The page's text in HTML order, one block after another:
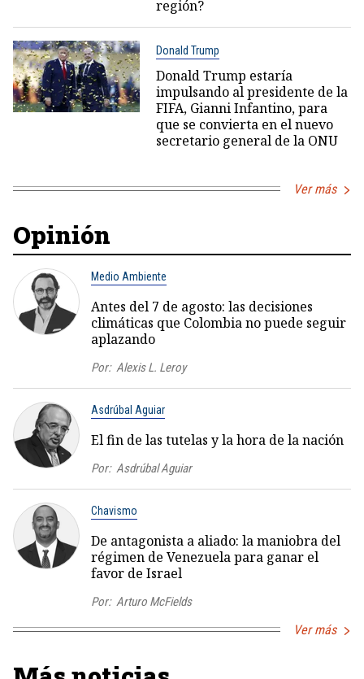
región?
Donald Trump
Donald Trump estaría
impulsando al presidente de la
FIFA, Gianni Infantino, para
que se convierta en el nuevo
secretario general de la ONU
Ver más
Opinión
Medio Ambiente
Antes del 7 de agosto: las decisiones
climáticas que Colombia no puede seguir
aplazando
Por: Alexis L. Leroy
Asdrúbal Aguiar
El fin de las tutelas y la hora de la nación
Por: Asdrúbal Aguiar
Chavismo
De antagonista a aliado: la maniobra del
régimen de Venezuela para ganar el
favor de Israel
Por: Arturo McFields
Ver más